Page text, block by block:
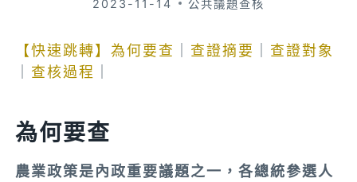
2023-11-14 公共議題查核
【快速跳轉】為何要查 查證摘要
查證對象
查核過程
為何要查
農業政策是內政重要議題之一，各總統參選人